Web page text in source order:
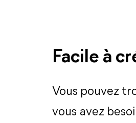
Facile à
Vous pouvez
vous avez